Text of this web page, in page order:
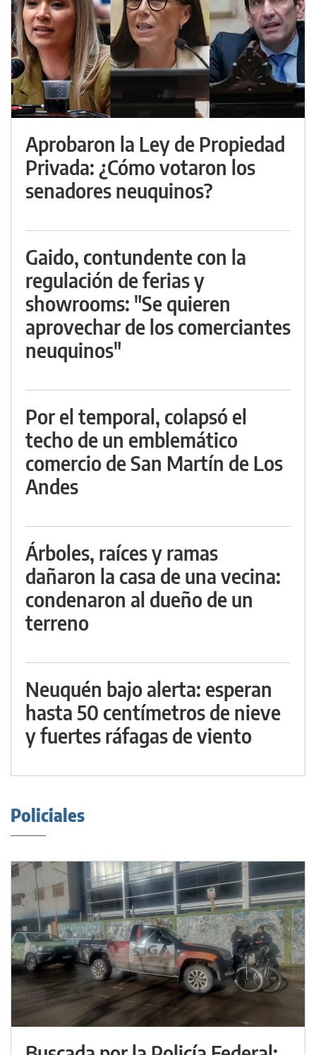
Aprobaron la Ley de Propiedad
Privada: ¿Cómo votaron los
senadores neuquinos?
Gaido, contundente con la
regulación de ferias y
showrooms: "Se quieren
aprovechar de los comerciantes
neuquinos"
Por el temporal, colapsó el
techo de un emblemático
comercio de San Martín de Los
Andes
Árboles, raíces y ramas
dañaron la casa de una vecina:
condenaron al dueño de un
terreno
Neuquén bajo alerta: esperan
hasta 50 centímetros de nieve
y fuertes ráfagas de viento
Policiales